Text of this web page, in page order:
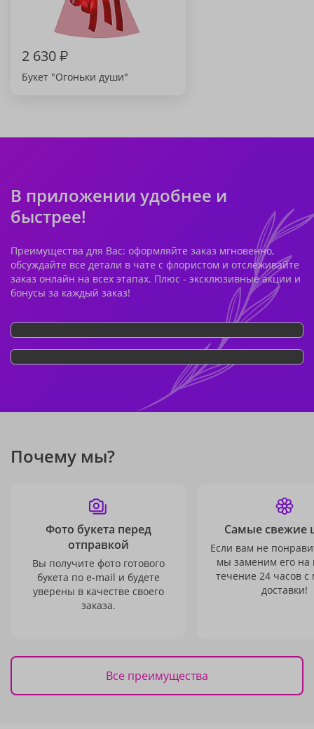
2 630₽
Букет "Огоньки души"
В приложении удобнее и
быстрее!
Преимущества для Вас: оформляйте заказ мгновенно,
обсуждайте все детали в чате с флористом и отслеживайте
заказ онлайн на всех этапах. Плюс - эксклюзивные акции и
бонусы за каждый заказ!
Почему мы?
Фото букета перед
отправкой
Вы получите фото готового
букета по e-mail и будете
уверены в качестве своего
заказа.
Самые свежие
Если вам не
мы заменим его на
течение 24 часов с
доставки!
Все преимущества